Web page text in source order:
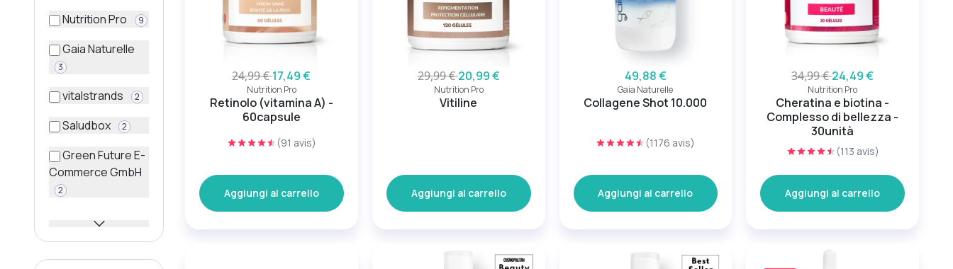
Nutrition Pro 9
Gaia Naturelle
3
vitalstrands 2
Saludbox 2
Green Future E-
Commerce GmbH
2
24,99 €17,49 €
Nutrition Pro
Retinolo (vitamina A) -
60capsule
(91 avis)
Aggiungi al carrello
29,99 €20,99 €
Nutrition Pro
Vitiline
Aggiungi al carrello
49,88 €
Gaia Naturelle
Collagene Shot 10.000
(1176 avis)
Aggiungi al carrello
34,99 €24,49 €
Nutrition Pro
Cheratina e biotina -
Complesso di bellezza -
30unità
(113 avis)
Aggiungi al carrello